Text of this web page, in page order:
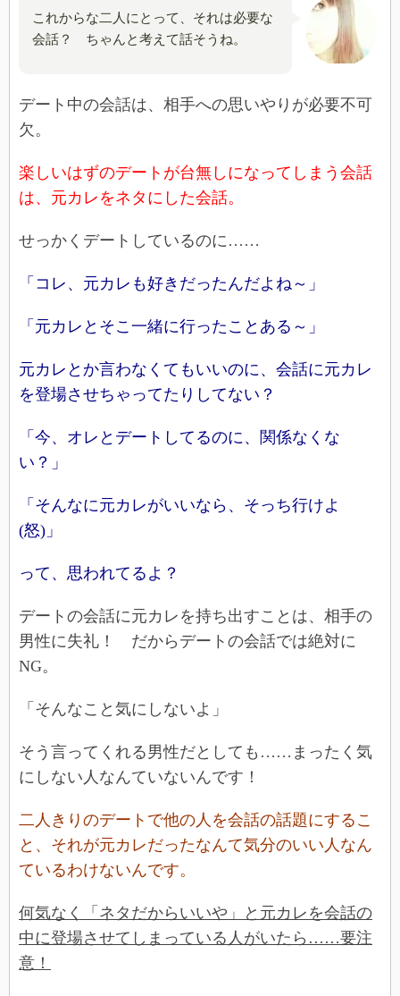
これからな二人にとって、それは必要な
会話？ ちゃんと考えて話そうね。
デート中の会話は、相手への思いやりが必要不可
欠。
楽しいはずのデートが台無しになってしまう会話
は、元カレをネタにした会話。
せっかくデートしているのに……
「コレ、元カレも好きだったんだよね～」
「元カレとそこ一緒に行ったことある～」
元カレとか言わなくてもいいのに、会話に元カレ
を登場させちゃってたりしてない？
「今、オレとデートしてるのに、関係なくな
い？」
「そんなに元カレがいいなら、そっち行けよ
(怒)」
って、思われてるよ？
デートの会話に元カレを持ち出すことは、相手の
男性に失礼！ だからデートの会話では絶対に
NG。
「そんなこと気にしないよ」
そう言ってくれる男性だとしても……まったく気
にしない人なんていないんです！
二人きりのデートで他の人を会話の話題にするこ
と、それが元カレだったなんて気分のいい人なん
ているわけないんです。
何気なく「ネタだからいいや」と元カレを会話の
中に登場させてしまっている人がいたら……要注
意！